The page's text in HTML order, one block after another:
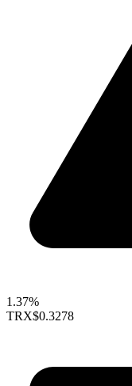
1.37%
TRX$0.3278